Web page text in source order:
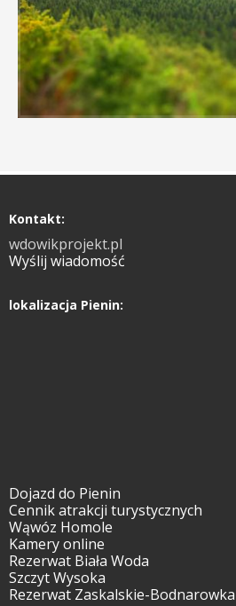
Kontakt:
wdowikprojekt.pl
Wyślij wiadomość
lokalizacja Pienin:
Dojazd do Pienin
Cennik atrakcji turystycznych
Wąwóz Homole
Kamery online
Rezerwat Biała Woda
Szczyt Wysoka
Rezerwat Zaskalskie-Bodnarowka